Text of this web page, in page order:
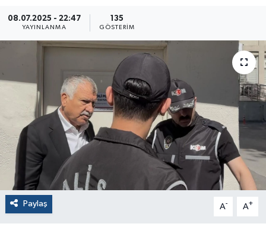
08.07.2025 - 22:47
YAYINLANMA
135
GÖSTERIM
Paylaş A- A+